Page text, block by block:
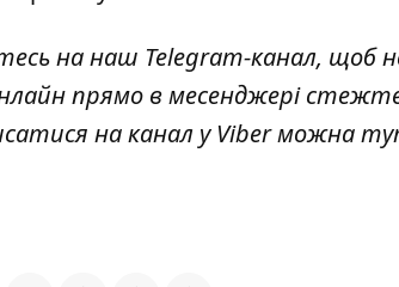
на наш Telegram-канал, щоб
прямо в месенджері
на канал у Viber можна